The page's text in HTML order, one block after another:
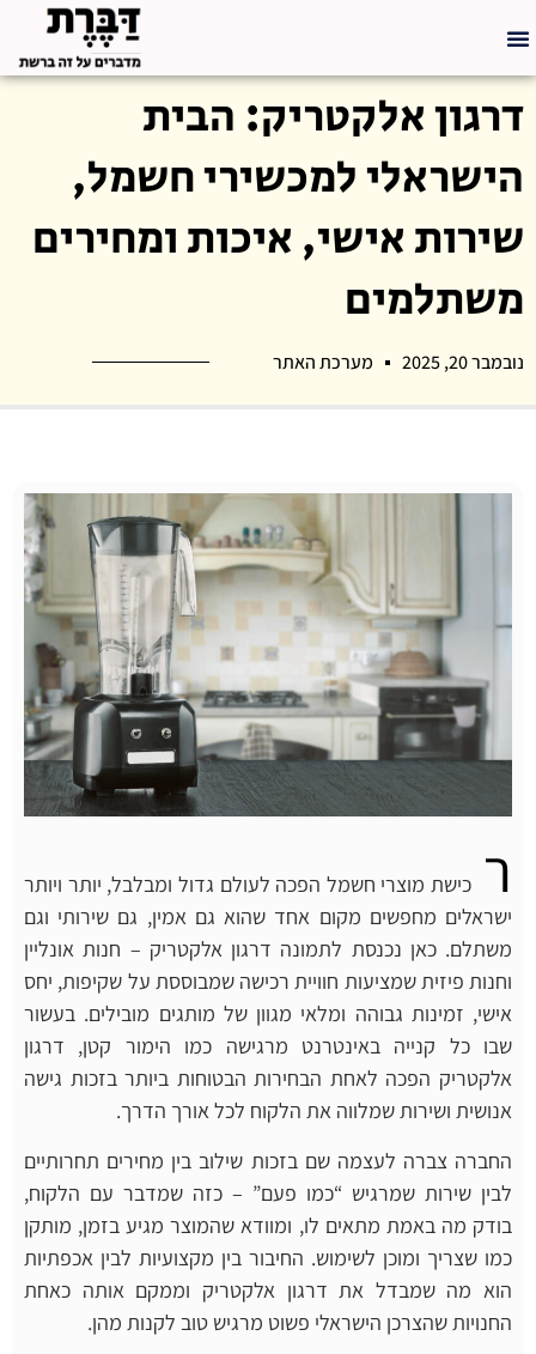
דרגון אלקטריק: הבית
הישראלי למכשירי חשמל,
שירות אישי, איכות ומחירים
משתלמים
נובמבר 20, 2025 מערכת האתר
ר כישת מוצרי חשמל הפכה לעולם גדול ומבלבל, יותר ויותר
ישראלים מחפשים מקום אחד שהוא גם אמין, גם שירותי וגם
משתלם. כאן נכנסת לתמונה דרגון אלקטריק – חנות אונליין
וחנות פיזית שמציעות חוויית רכישה שמבוססת על שקיפות, יחס
אישי, זמינות גבוהה ומלאי מגוון של מותגים מובילים. בעשור
שבו כל קנייה באינטרנט מרגישה כמו הימור קטן, דרגון
אלקטריק הפכה לאחת הבחירות הבטוחות ביותר בזכות גישה
אנושית ושירות שמלווה את הלקוח לכל אורך הדרך.
החברה צברה לעצמה שם בזכות שילוב בין מחירים תחרותיים
לבין שירות שמרגיש “כמו פעם” – כזה שמדבר עם הלקוח,
בודק מה באמת מתאים לו, ומוודא שהמוצר מגיע בזמן, מותקן
כמו שצריך ומוכן לשימוש. החיבור בין מקצועיות לבין אכפתיות
הוא מה שמבדל את דרגון אלקטריק וממקם אותה כאחת
החנויות שהצרכן הישראלי פשוט מרגיש טוב לקנות מהן.